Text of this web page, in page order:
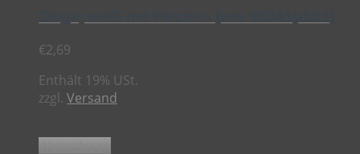
€2,69
Enthält 19% USt.
zzgl. Versand